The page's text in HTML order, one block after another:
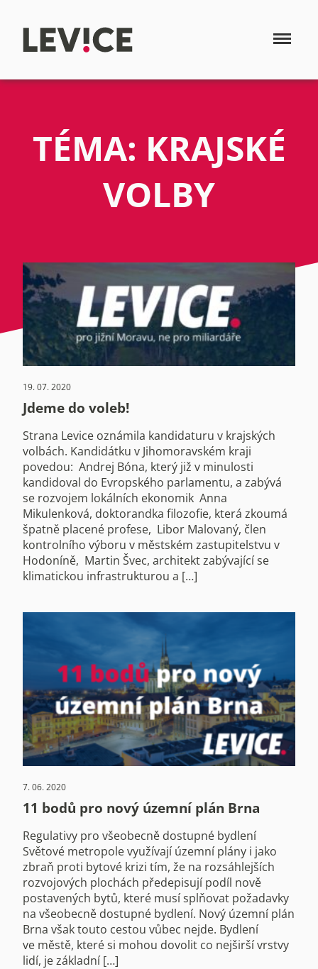
TÉMA: KRAJSKÉ
VOLBY
19. 07. 2020
Jdeme do voleb!
Strana Levice oznámila kandidaturu v krajských
volbách. Kandidátku v Jihomoravském kraji
povedou: Andrej Bóna, který již v minulosti
kandidoval do Evropského parlamentu, a zabývá
se rozvojem lokálních ekonomik Anna
Mikulenková, doktorandka filozofie, která zkoumá
špatně placené profese, Libor Malovaný, člen
kontrolního výboru v městském zastupitelstvu v
Hodoníně, Martin Švec, architekt zabývající se
klimatickou infrastrukturou a […]
7. 06. 2020
11 bodů pro nový územní plán Brna
Regulativy pro všeobecně dostupné bydlení
Světové metropole využívají územní plány i jako
zbraň proti bytové krizi tím, že na rozsáhlejších
rozvojových plochách předepisují podíl nově
postavených bytů, které musí splňovat požadavky
na všeobecně dostupné bydlení. Nový územní plán
Brna však touto cestou vůbec nejde. Bydlení
ve městě, které si mohou dovolit co nejširší vrstvy
lidí, je základní […]